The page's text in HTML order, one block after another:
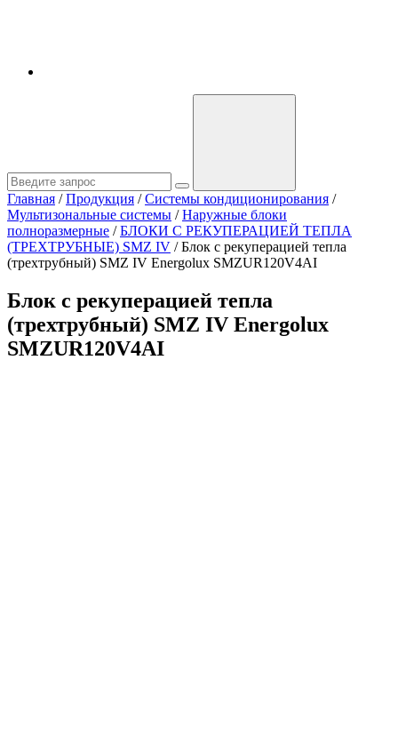
Главная / Продукция / Системы кондиционирования /
Мультизональные системы / Наружные блоки
полноразмерные / БЛОКИ С РЕКУПЕРАЦИЕЙ ТЕПЛА
(ТРЕХТРУБНЫЕ) SMZ IV /Блок с рекуперацией тепла
(трехтрубный) SMZ IV Energolux SMZUR120V4AI
Блок с рекуперацией тепла
(трехтрубный) SMZ IV Energolux
SMZUR120V4AI